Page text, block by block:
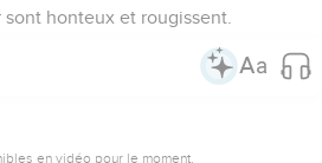
honteux et rougissent.
en vidéo pour le moment.